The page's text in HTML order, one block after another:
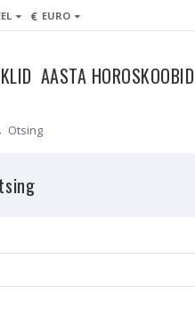
€ EURO
AASTA HOROSKOOBID
Otsing